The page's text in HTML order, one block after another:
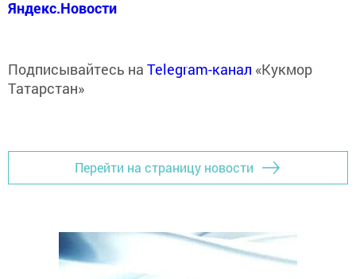
Яндекс.Новости
Подписывайтесь на Telegram-канал «Кукмор
Татарстан»
Перейти на страницу новости